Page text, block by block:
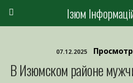
Ізюм
07.12.2025
В Изюмском районе